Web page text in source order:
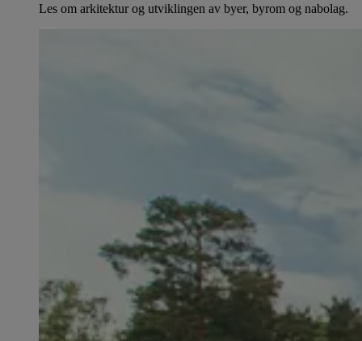
Les om arkitektur og utviklingen av byer, byrom og nabolag.